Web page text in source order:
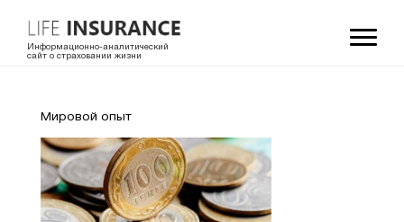
Информационно-аналитический
сайт о страховании жизни
Мировой опыт